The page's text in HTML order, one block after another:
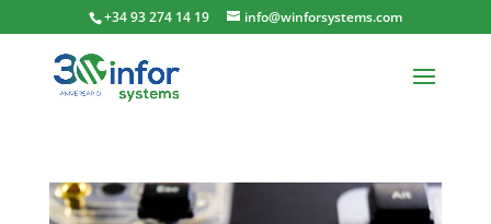
+34 93 274 14 19 info@winforsystems.com